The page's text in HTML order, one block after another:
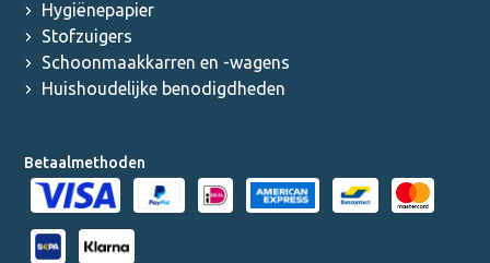
Hygiënepapier
Stofzuigers
Schoonmaakkarren en -wagens
Huishoudelijke benodigdheden
Betaalmethoden